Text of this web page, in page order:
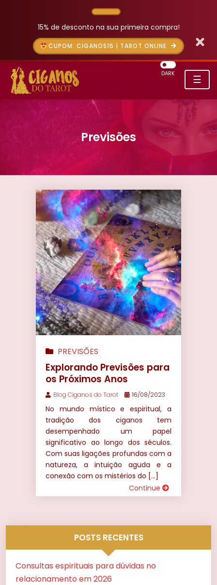
15% de desconto na sua primeira compra!
CUPOM: CIGANOS15 | TAROT ONLINE
☰
DARK
Previsões
PREVISÕES
Explorando Previsões para
os Próximos Anos
Blog Ciganos do Tarot 16/08/2023
No mundo místico e espiritual, a
tradição dos ciganos tem
desempenhado um papel
significativo ao longo dos séculos.
Com suas ligações profundas com a
natureza, a intuição aguda e a
conexão com os mistérios do […]
Continue
POSTS RECENTES
Consultas espirituais para dúvidas no
relacionamento em 2026